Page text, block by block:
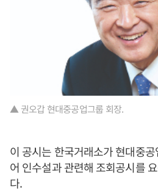
▲ 권오갑 현대중공업그룹 회장.
이 공시는 한국거래소가 현대중
어 인수설과 관련해 조회공시를
다.